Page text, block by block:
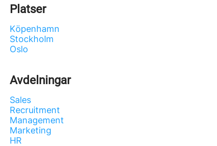
Platser
Köpenhamn
Stockholm
Oslo
Avdelningar
Sales
Recruitment
Management
Marketing
HR